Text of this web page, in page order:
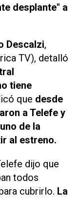
desplante" a
Descalzi,
TV), detalló
tiene
que desde
a Telefe y
de la
al estreno.
dijo que
todos
cubrirlo. La